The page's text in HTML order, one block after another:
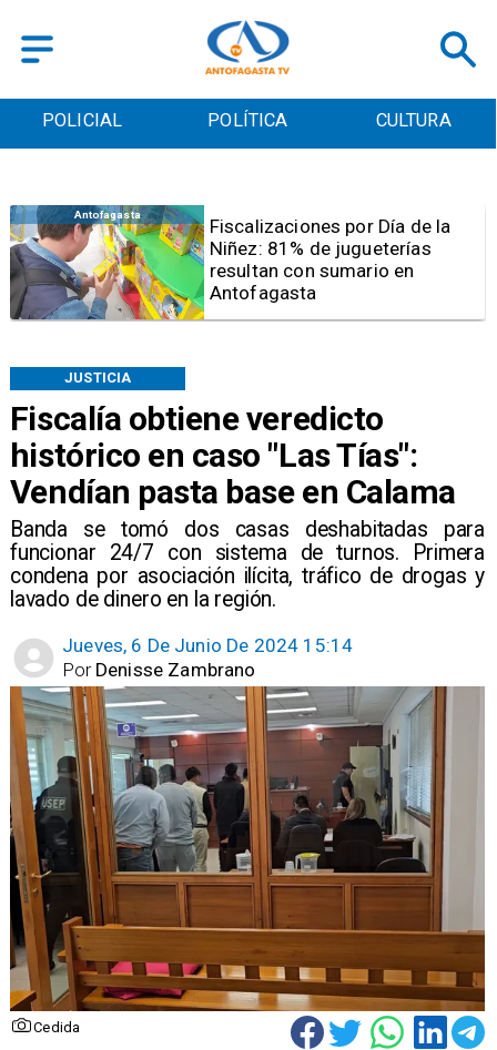
POLICIAL POLÍTICA CULTURA
Fiscalía obtiene veredicto
histórico en caso "Las Tías":
Vendían pasta base en Calama
Banda se tomó dos casas deshabitadas para
funcionar 24/7 con sistema de turnos. Primera
condena por asociación ilícita, tráfico de drogas y
lavado de dinero en la región.
JUSTICIA
Jueves, 6 De Junio De 2024 15:14
Denisse Zambrano
Por
Cedida
Antofagasta
Tribunal frena opción de pena
mixta para Karen Rojo por ahora